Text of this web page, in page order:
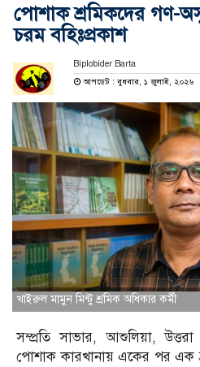
পোশাক শ্রমিকদের গণ-
চরম বহিঃপ্রকাশ
Biplobider Barta
আপডেট : বুধবার, ১ জুলাই, ২০২৬
খাইরুল মামুন মিন্টু শ্রমিক অধিকার কর্মী
সম্প্রতি সাভার, আশুলিয়া,
পোশাক কারখানায় একের পর এক